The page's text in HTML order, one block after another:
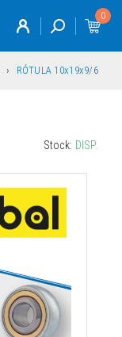
0
RÓTULA 10x19x9/6
Stock: DISP.